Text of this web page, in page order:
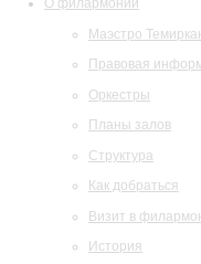
О филармонии
Маэстро
Правовая
Оркестры
Планы залов
Структура
Как добраться
Визит в
История